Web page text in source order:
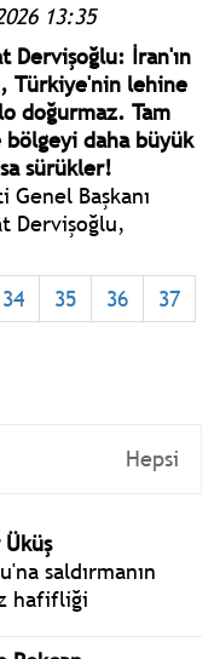
İran’a yönelik
açıkladı.
13:35
Dervişoğlu: İran'ın
Türkiye'nin lehine
doğurmaz. Tam
daha büyük
sürükler!
Genel Başkanı
Dervişoğlu,
şeydir, İran'ın
alkışlamak başka
34 35 36
37
Hepsi
Üküş
saldırmanın
hafifliği